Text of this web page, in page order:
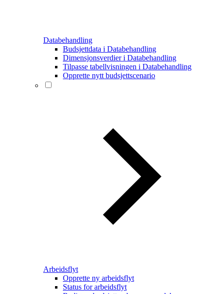
Databehandling
Budsjettdata i Databehandling
Dimensjonsverdier i Databehandling
Tilpasse tabellvisningen i Databehandling
Opprette nytt budsjettscenario
Arbeidsflyt
Opprette ny arbeidsflyt
Status for arbeidsflyt